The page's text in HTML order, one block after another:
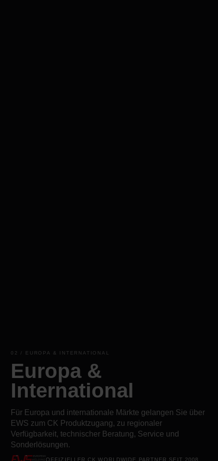
02 / EUROPA & INTERNATIONAL
Europa &
International
Für Europa und internationale Märkte gelangen Sie über
EWS zum CK Produktzugang, zu regionaler
Verfügbarkeit, technischer Beratung, Service und
Sonderlösungen.
OFFIZIELLER CK WORLDWIDE PARTNER SEIT 2008.